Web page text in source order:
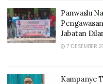
Panwaslu
Jabatan
7 DESEMBER
Kampanye